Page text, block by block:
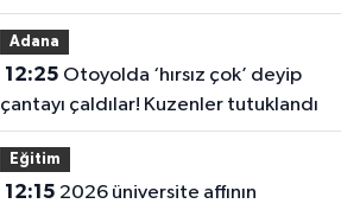
Adana
12:25
çantayı çaldılar! Kuzenler tutuklandı
Eğitim
12:15